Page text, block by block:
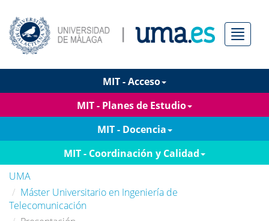
Menú
MIT - Acceso
MIT - Planes de Estudio
MIT - Docencia
MIT - Coordinación y Calidad
UMA
Máster Universitario en Ingeniería de
Telecomunicación